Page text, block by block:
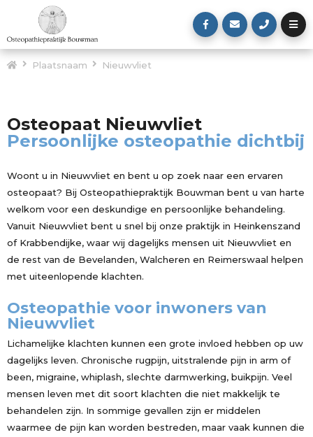
Plaatsnaam Nieuwvliet
Osteopaat Nieuwvliet
Persoonlijke osteopathie dichtbij
Woont u in Nieuwvliet en bent u op zoek naar een ervaren
osteopaat? Bij Osteopathiepraktijk Bouwman bent u van harte
welkom voor een deskundige en persoonlijke behandeling.
Vanuit Nieuwvliet bent u snel bij onze praktijk in Heinkenszand
of Krabbendijke, waar wij dagelijks mensen uit Nieuwvliet en
de rest van de Bevelanden, Walcheren en Reimerswaal helpen
met uiteenlopende klachten.
Osteopathie voor inwoners van
Nieuwvliet
Lichamelijke klachten kunnen een grote invloed hebben op uw
dagelijks leven. Chronische rugpijn, uitstralende pijn in arm of
been, migraine, whiplash, slechte darmwerking, buikpijn. Veel
mensen leven met dit soort klachten die niet makkelijk te
behandelen zijn. In sommige gevallen zijn er middelen
waarmee de pijn kan worden bestreden, maar vaak kunnen die